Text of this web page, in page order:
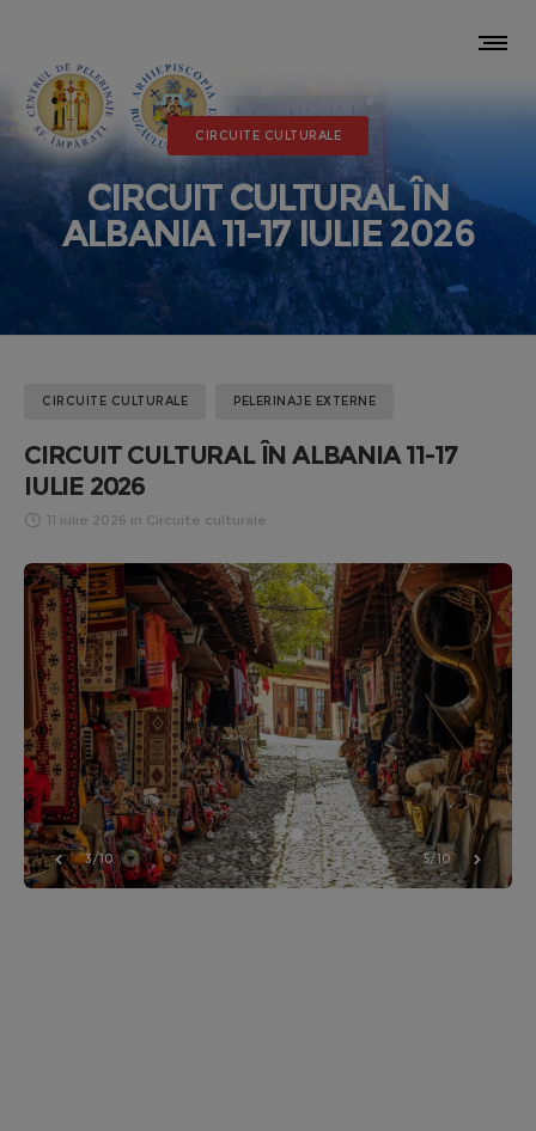
CIRCUITE CULTURALE
CIRCUIT CULTURAL ÎN
ALBANIA 11-17 IULIE 2026
CIRCUITE CULTURALE PELERINAJE EXTERNE
CIRCUIT CULTURAL ÎN ALBANIA 11-17
IULIE 2026
11 iulie 2026 in Circuite culturale
3/10 5/10